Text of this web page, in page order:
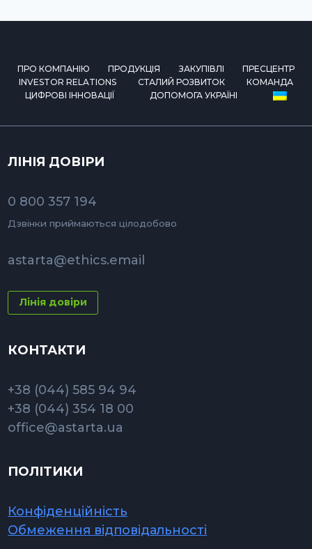
ПРО КОМПАНІЮ ПРОДУКЦІЯ ЗАКУПІВЛІ
ПРЕСЦЕНТР
INVESTOR RELATIONS
СТАЛИЙ РОЗВИТОК
КОМАНДА
ЦИФРОВІ ІННОВАЦІЇ
ДОПОМОГА УКРАЇНІ
ЛІНІЯ ДОВІРИ
0 800 357 194
Дзвінки приймаються цілодобово
astarta@ethics.email
Лінія довіри
КОНТАКТИ
+38 (044) 585 94 94
+38 (044) 354 18 00
office@astarta.ua
ПОЛІТИКИ
Конфіденційність
Обмеження відповідальності